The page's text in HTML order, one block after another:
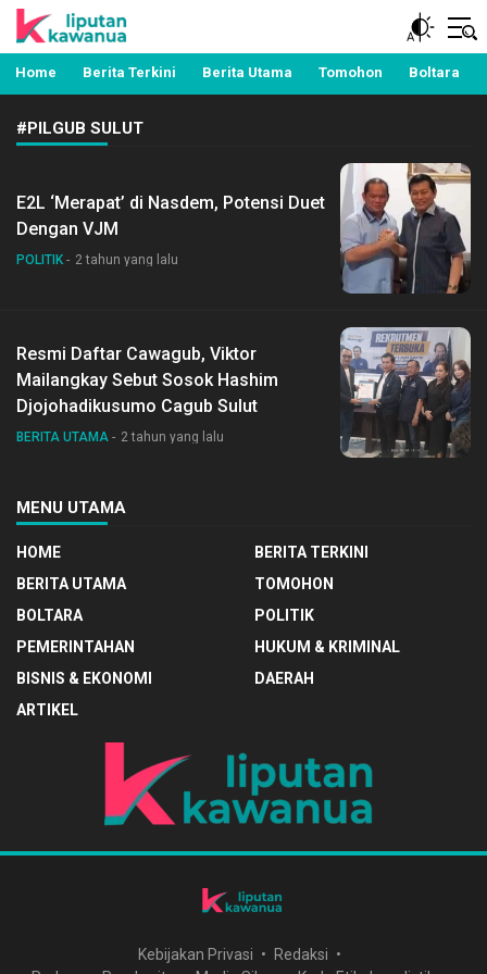
Liputan Kawanua
Berita Manado, Sulawesi Utara, Kawanua, Politik,
Pemerintahan, Hukum Kriminal dan Nasional
Home Berita Terkini Berita Utama Tomohon Boltara
#PILGUB SULUT
E2L ‘Merapat’ di Nasdem, Potensi Duet
Dengan VJM
POLITIK 2 tahun yang lalu
Resmi Daftar Cawagub, Viktor
Mailangkay Sebut Sosok Hashim
Djojohadikusumo Cagub Sulut
BERITA UTAMA 2 tahun yang lalu
MENU UTAMA
HOME
BERITA TERKINI
BERITA UTAMA
TOMOHON
BOLTARA
POLITIK
PEMERINTAHAN
HUKUM & KRIMINAL
BISNIS & EKONOMI
DAERAH
ARTIKEL
Kebijakan Privasi
Redaksi